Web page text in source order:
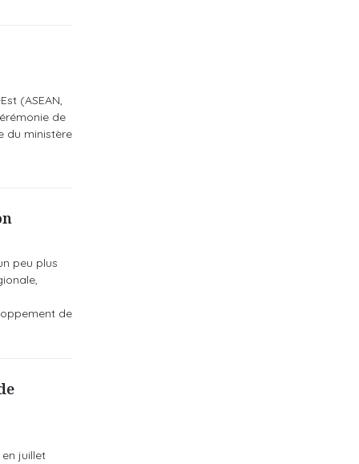
(ASEAN,
de
du ministère
peu plus
de
juillet